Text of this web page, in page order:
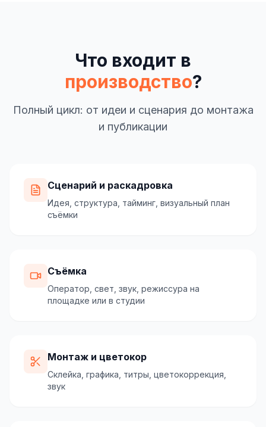
Что входит в
производство?
Полный цикл: от идеи и сценария до монтажа
и публикации
Сценарий и раскадровка
Идея, структура, тайминг, визуальный план
съёмки
Съёмка
Оператор, свет, звук, режиссура на
площадке или в студии
Монтаж и цветокор
Склейка, графика, титры, цветокоррекция,
звук